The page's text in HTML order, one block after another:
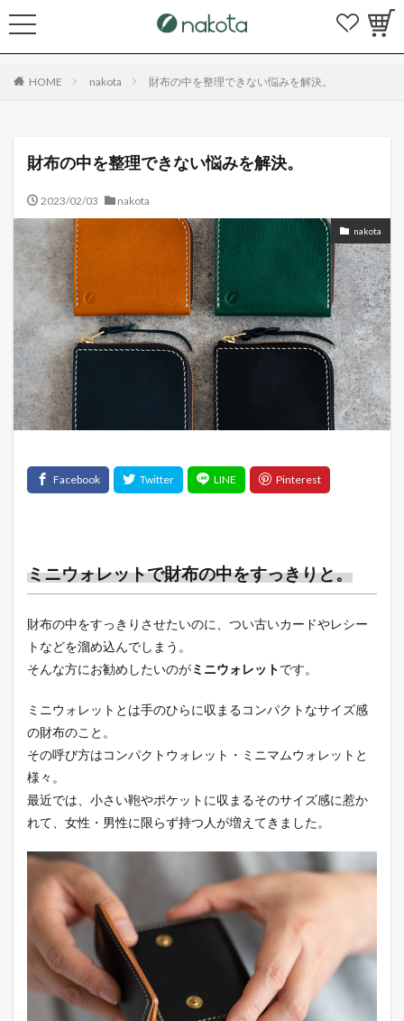
HOME nakota 財布の中を整理できない悩みを解決。
財布の中を整理できない悩みを解決。
2023/02/03 nakota
nakota
ミニウォレットで財布の中をすっきりと。
財布の中をすっきりさせたいのに、つい古いカードやレシー
トなどを溜め込んでしまう。
そんな方にお勧めしたいのがミニウォレットです。
ミニウォレットとは手のひらに収まるコンパクトなサイズ感
の財布のこと。
その呼び方はコンパクトウォレット・ミニマムウォレットと
様々。
最近では、小さい鞄やポケットに収まるそのサイズ感に惹か
れて、女性・男性に限らず持つ人が増えてきました。